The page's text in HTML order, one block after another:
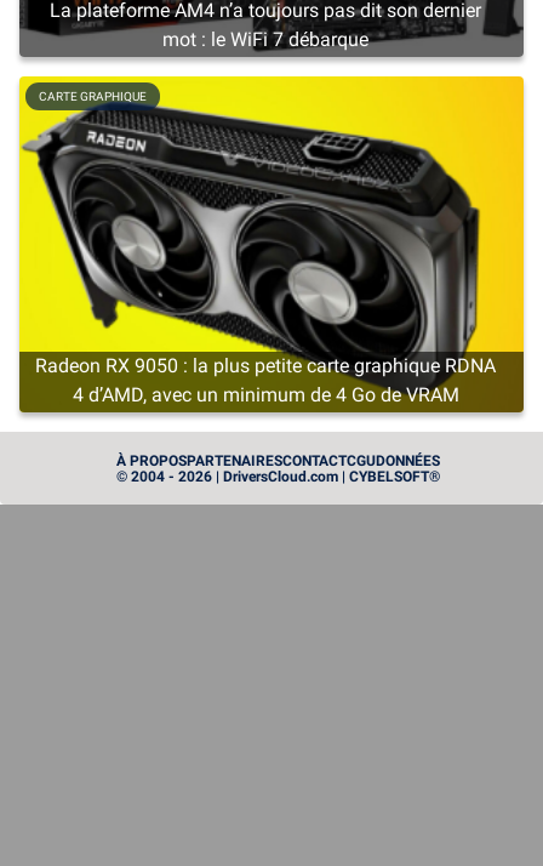
La plateforme AM4 n’a toujours pas dit son dernier
mot : le WiFi 7 débarque
Radeon RX 9050 : la plus petite carte graphique RDNA
4 d’AMD, avec un minimum de 4 Go de VRAM
CARTE GRAPHIQUE
CARTE GRAPHIQUE
À PROPOSPARTENAIRESCONTACTCGUDONNÉES
© 2004 - 2026 | DriversCloud.com | CYBELSOFT®